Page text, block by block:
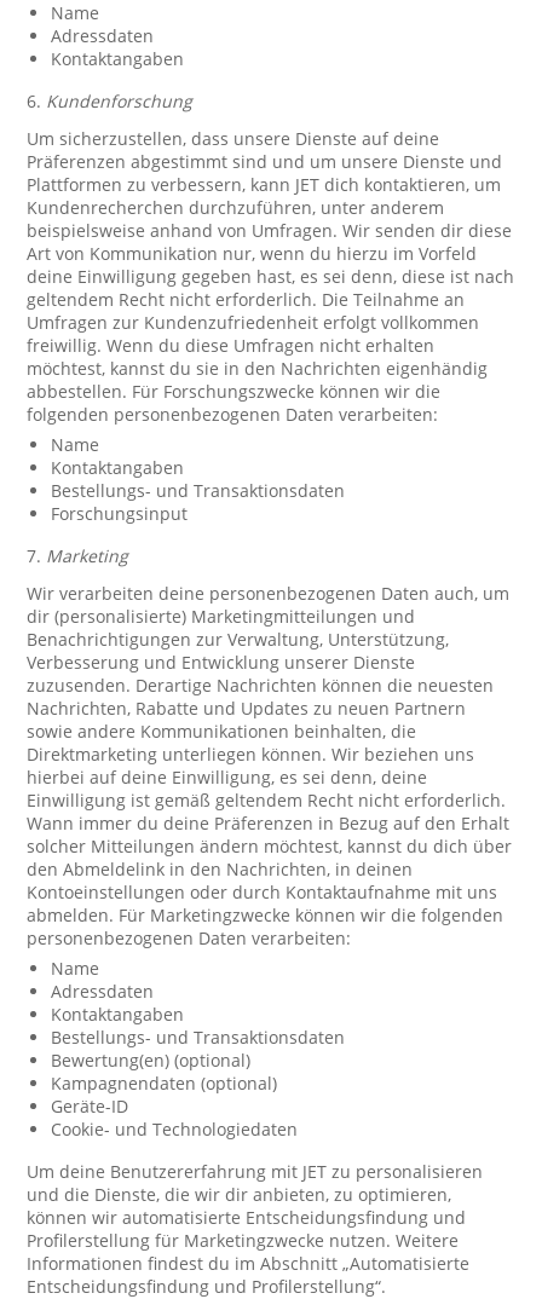
Name
Adressdaten
Kontaktangaben
6. Kundenforschung
Um sicherzustellen, dass unsere Dienste auf deine
Präferenzen abgestimmt sind und um unsere Dienste und
Plattformen zu verbessern, kann JET dich kontaktieren, um
Kundenrecherchen durchzuführen, unter anderem
beispielsweise anhand von Umfragen. Wir senden dir diese
Art von Kommunikation nur, wenn du hierzu im Vorfeld
deine Einwilligung gegeben hast, es sei denn, diese ist nach
geltendem Recht nicht erforderlich. Die Teilnahme an
Umfragen zur Kundenzufriedenheit erfolgt vollkommen
freiwillig. Wenn du diese Umfragen nicht erhalten
möchtest, kannst du sie in den Nachrichten eigenhändig
abbestellen. Für Forschungszwecke können wir die
folgenden personenbezogenen Daten verarbeiten:
Name
Kontaktangaben
Bestellungs- und Transaktionsdaten
Forschungsinput
7. Marketing
Wir verarbeiten deine personenbezogenen Daten auch, um
dir (personalisierte) Marketingmitteilungen und
Benachrichtigungen zur Verwaltung, Unterstützung,
Verbesserung und Entwicklung unserer Dienste
zuzusenden. Derartige Nachrichten können die neuesten
Nachrichten, Rabatte und Updates zu neuen Partnern
sowie andere Kommunikationen beinhalten, die
Direktmarketing unterliegen können. Wir beziehen uns
hierbei auf deine Einwilligung, es sei denn, deine
Einwilligung ist gemäß geltendem Recht nicht erforderlich.
Wann immer du deine Präferenzen in Bezug auf den Erhalt
solcher Mitteilungen ändern möchtest, kannst du dich über
den Abmeldelink in den Nachrichten, in deinen
Kontoeinstellungen oder durch Kontaktaufnahme mit uns
abmelden. Für Marketingzwecke können wir die folgenden
personenbezogenen Daten verarbeiten:
Name
Adressdaten
Kontaktangaben
Bestellungs- und Transaktionsdaten
Bewertung(en) (optional)
Kampagnendaten (optional)
Geräte-ID
Cookie- und Technologiedaten
Um deine Benutzererfahrung mit JET zu personalisieren
und die Dienste, die wir dir anbieten, zu optimieren,
können wir automatisierte Entscheidungsfindung und
Profilerstellung für Marketingzwecke nutzen. Weitere
Informationen findest du im Abschnitt „Automatisierte
Entscheidungsfindung und Profilerstellung“.